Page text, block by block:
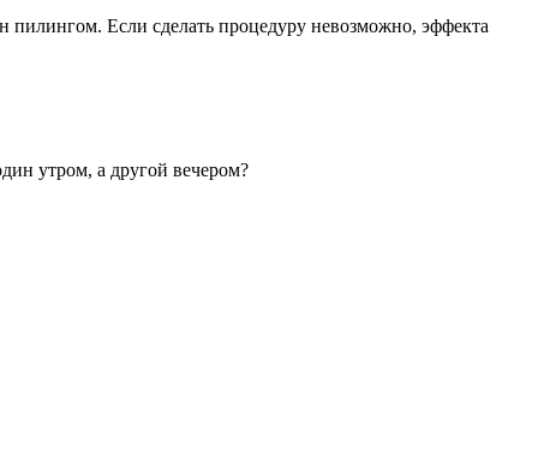
пилингом. Если сделать процедуру невозможно, эффекта
утром, а другой вечером?